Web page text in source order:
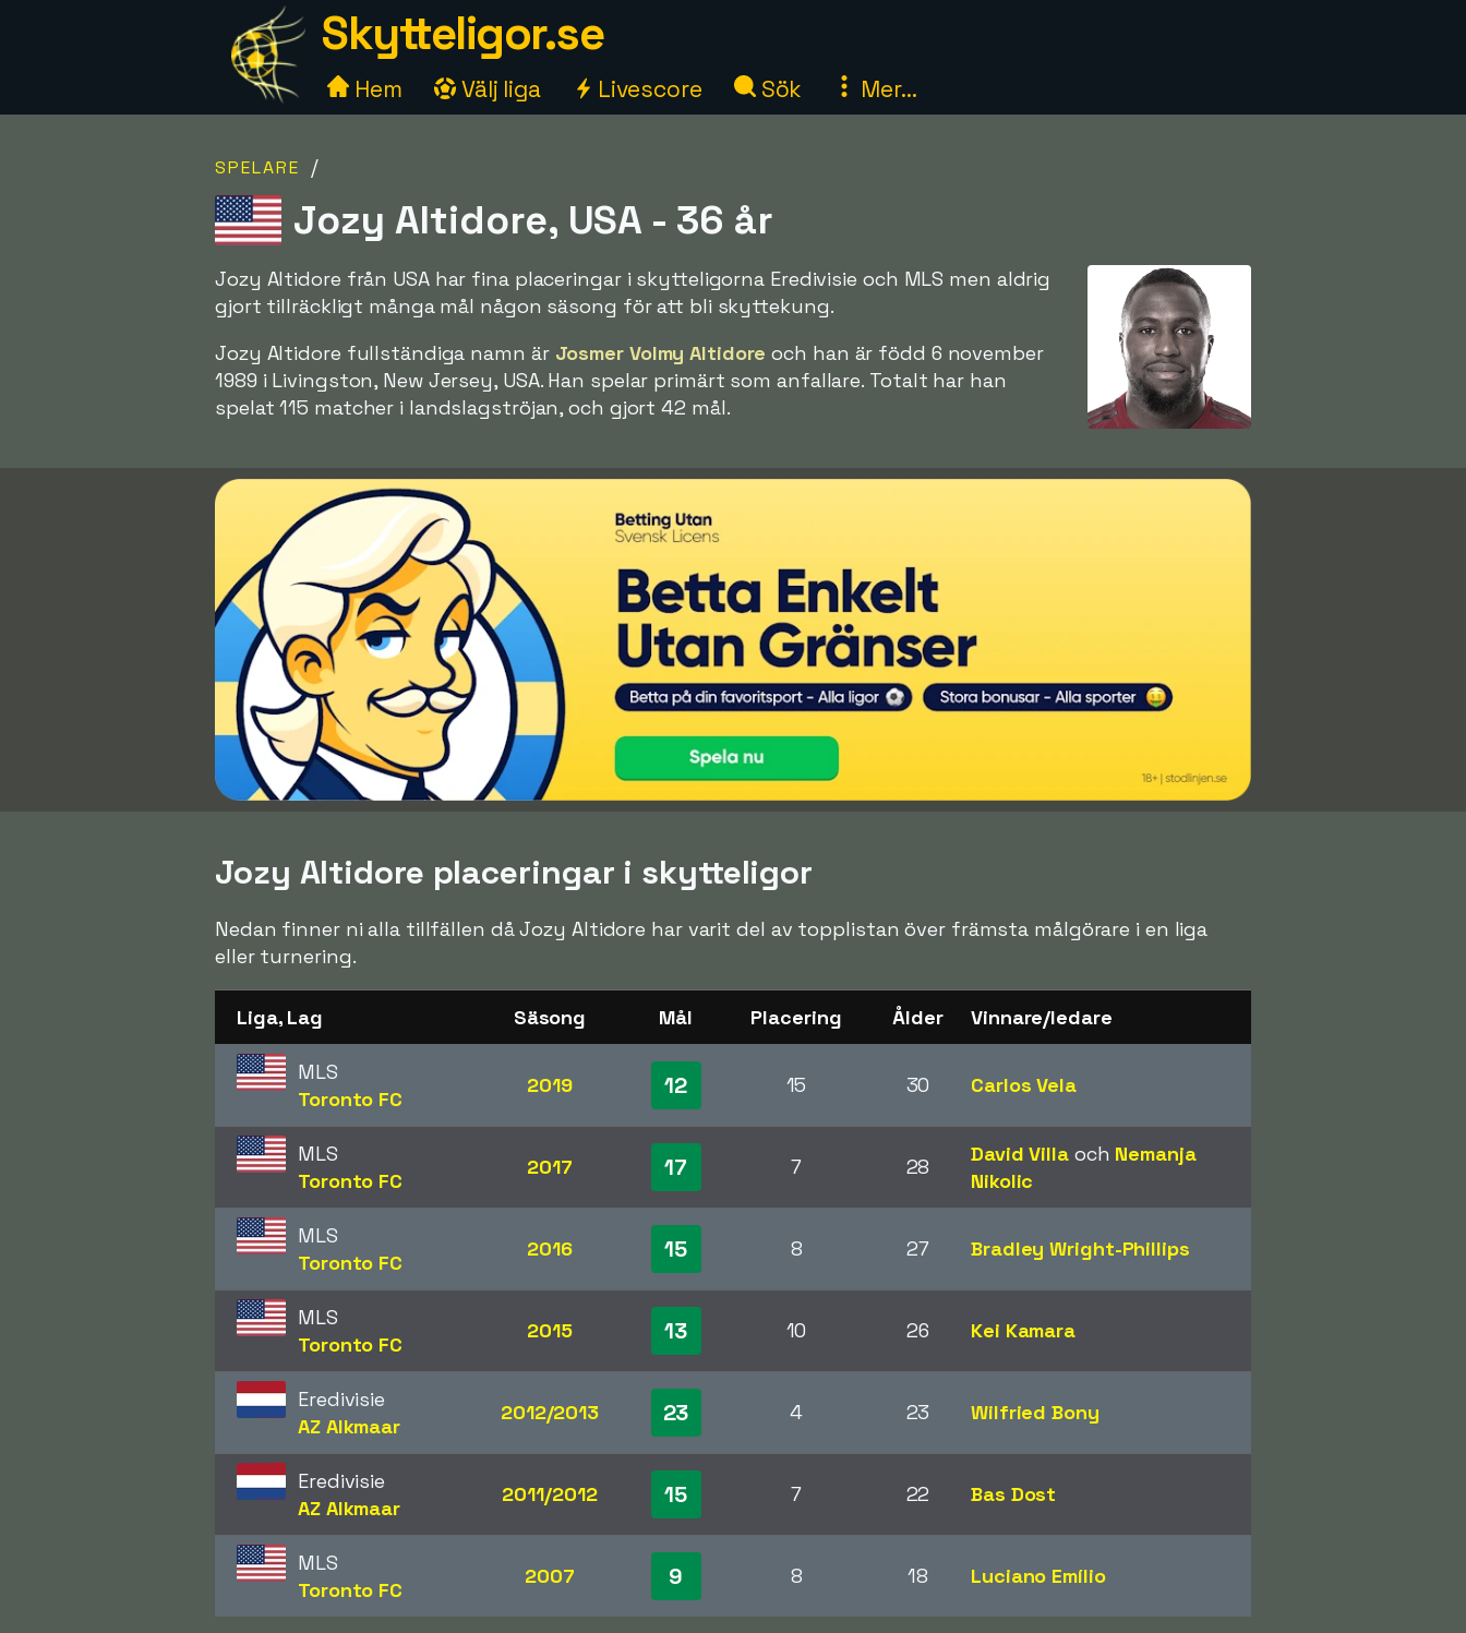
Skytteligor.se
Hem Välj liga Livescore Sök Mer...
SPELARE /
Jozy Altidore, USA - 36 år
Jozy Altidore från USA har fina placeringar i skytteligorna Eredivisie och MLS men aldrig
gjort tillräckligt många mål någon säsong för att bli skyttekung.
Jozy Altidore fullständiga namn är Josmer Volmy Altidore och han är född 6 november
1989 i Livingston, New Jersey, USA. Han spelar primärt som anfallare. Totalt har han
spelat 115 matcher i landslagströjan, och gjort 42 mål.
Jozy Altidore placeringar i skytteligor
Nedan finner ni alla tillfällen då Jozy Altidore har varit del av topplistan över främsta målgörare i en liga
eller turnering.
Liga, Lag Säsong Mål Placering Ålder Vinnare/ledare
MLS
Toronto FC
2019 12 15 30 Carlos Vela
MLS
Toronto FC
2017 17 7 28
David Villaoch Nemanja
Nikolic
MLS
Toronto FC
2016 15 8 27 Bradley Wright-Phillips
MLS
Toronto FC
2015 13 10 26 Kei Kamara
Eredivisie
AZ Alkmaar
2012/2013 23 4 23 Wilfried Bony
Eredivisie
AZ Alkmaar
2011/2012 15 7 22 Bas Dost
MLS
Toronto FC
2007 9 8 18 Luciano Emílio